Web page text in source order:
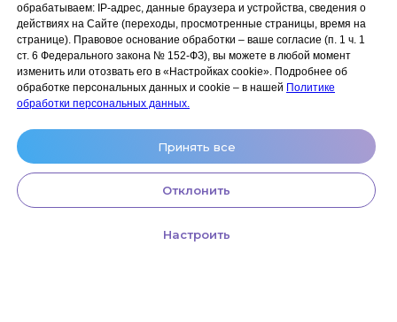
обрабатываем: IP‑адрес, данные браузера и устройства, сведения о
действиях на Сайте (переходы, просмотренные страницы, время на
странице). Правовое основание обработки – ваше согласие (п. 1 ч. 1
ст. 6 Федерального закона № 152‑ФЗ), вы можете в любой момент
изменить или отозвать его в «Настройках cookie». Подробнее об
обработке персональных данных и cookie – в нашей Политике
обработки персональных данных.
Принять все
Отклонить
Настроить
Акции и скидки
Оплата, доставка и возврат
Сотрудничество
Личный кабинет (Обучение)
Политика
конфиденциальности
Согласие на обработку
персональных данных
космецевтики